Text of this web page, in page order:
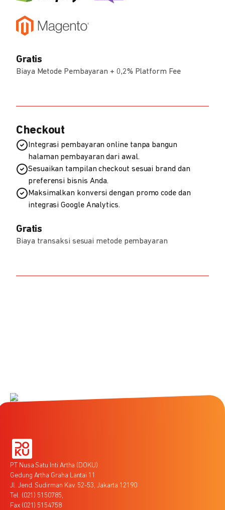
Gratis
Biaya Metode Pembayaran + 0,2% Platform Fee
Checkout
Integrasi pembayaran online tanpa bangun
halaman pembayaran dari awal.
Sesuaikan tampilan checkout sesuai brand dan
preferensi bisnis Anda.
Maksimalkan konversi dengan promo code dan
integrasi Google Analytics.
Gratis
Biaya transaksi sesuai metode pembayaran
PT Nusa Satu Inti Artha (DOKU)
Gedung Artha Graha Lantai 11
Jl. Jend. Sudirman Kav. 52-53, Jakarta 12190
Tel. (021) 5150785,
Fax (021) 5154758